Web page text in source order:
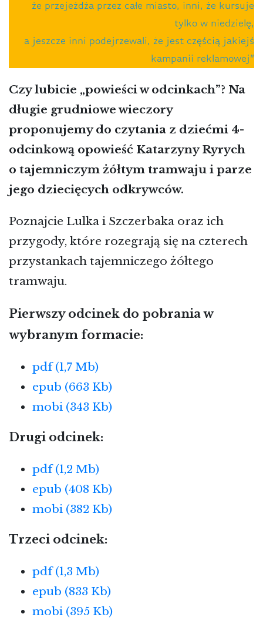
że przejeżdża przez całe miasto, inni, że kursuje
tylko w niedzielę,
a jeszcze inni podejrzewali, że jest częścią jakiejś
kampanii reklamowej”
Czy lubicie „powieści w odcinkach”? Na
długie grudniowe wieczory
proponujemy do czytania z dziećmi 4-
odcinkową opowieść Katarzyny Ryrych
o tajemniczym żółtym tramwaju i parze
jego dziecięcych odkrywców.
Poznajcie Lulka i Szczerbaka oraz ich
przygody, które rozegrają się na czterech
przystankach tajemniczego żółtego
tramwaju.
Pierwszy odcinek do pobrania w
wybranym formacie:
pdf (1,7 Mb)
epub (663 Kb)
mobi (343 Kb)
Drugi odcinek:
pdf (1,2 Mb)
epub (408 Kb)
mobi (382 Kb)
Trzeci odcinek:
pdf (1,3 Mb)
epub (833 Kb)
mobi (395 Kb)